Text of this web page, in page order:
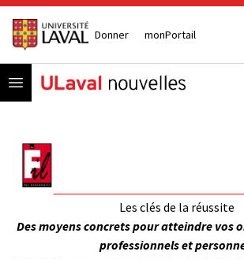
Donner monPortail
Open menu
Les clés de la réussite
Des moyens concrets pour atteindre vos
professionnels et